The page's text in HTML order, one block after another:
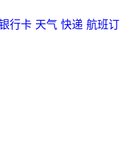
行卡 天气 快递 航班订